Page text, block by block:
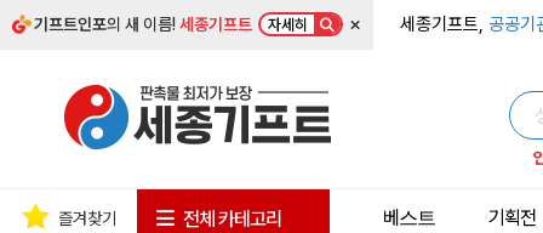
기프트인포의 새 이름!세종기프트 자세히 × 세종기프트, 공공기
즐겨찾기 전체 카테고리
베스트
기획전